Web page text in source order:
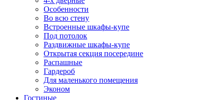
Особенности
Во всю стену
Встроенные шкафы-купе
Под потолок
Раздвижные шкафы-купе
Открытая секция посередине
Распашные
Гардероб
Для маленького помещения
Эконом
Гостиные